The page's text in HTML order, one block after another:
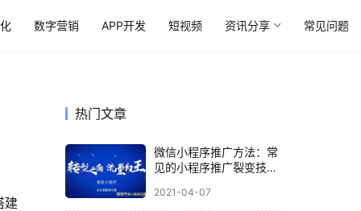
数字营销 APP开发 短视频 资讯分享 常见问题
建
热门文章
微信小程序推广方法：常
见的小程序推广裂变技巧
2021-04-07